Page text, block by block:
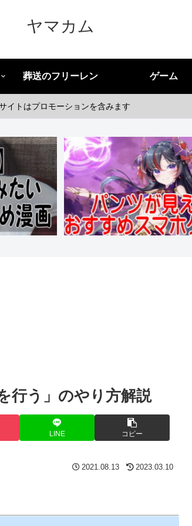
ヤマカム
葬送のフリーレン ゲーム
イトはプロモーションを含みます
行う」のやり方解説
LINE コピー
2021.08.13 2023.03.10